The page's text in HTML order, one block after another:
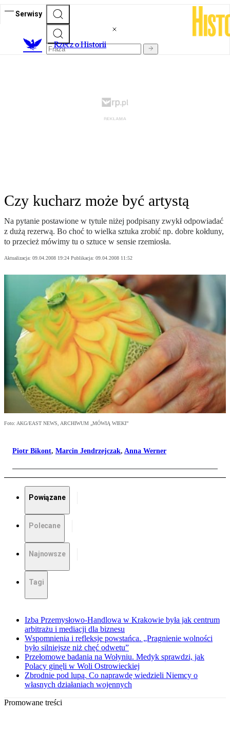
Serwisy
Rzecz o Historii
Czy kucharz może być artystą
Na pytanie postawione w tytule niżej podpisany zwykł odpowiadać
z dużą rezerwą. Bo choć to wielka sztuka zrobić np. dobre kołduny,
to przecież mówimy tu o sztuce w sensie rzemiosła.
Aktualizacja: 09.04.2008 19:24 Publikacja: 09.04.2008 11:52
Foto: AKG/EAST NEWS, ARCHIWUM „MÓWIĄ WIEKI”
Piotr Bikont, Marcin Jendrzejczak, Anna Werner
Powiązane
Polecane
Najnowsze
Tagi
Izba Przemysłowo-Handlowa w Krakowie była jak centrum
arbitrażu i mediacji dla biznesu
Wspomnienia i refleksje powstańca. „Pragnienie wolności
było silniejsze niż chęć odwetu”
Przełomowe badania na Wołyniu. Medyk sprawdzi, jak
Polacy ginęli w Woli Ostrowieckiej
Zbrodnie pod lupą. Co naprawdę wiedzieli Niemcy o
własnych działaniach wojennych
Promowane treści